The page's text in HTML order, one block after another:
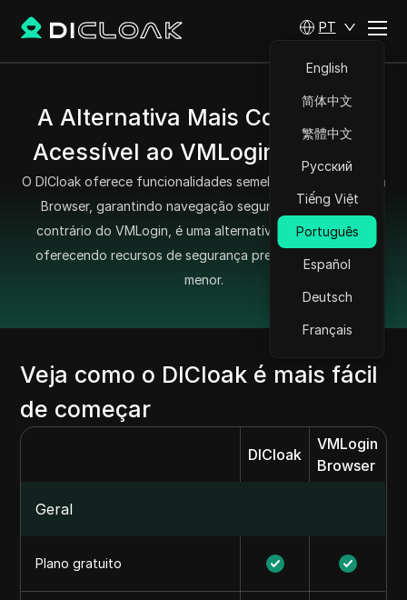
PT
English
简体中文
繁體中文
Русский
Tiếng Việt
Português
Español
Deutsch
Français
A Alternativa Mais Confiável e
Acessível ao VMLogin Browser
O DICloak oferece funcionalidades semelhantes ao VMLogin
Browser, garantindo navegação segura e anônima. Ao
contrário do VMLogin, é uma alternativa mais acessível,
oferecendo recursos de segurança premium a um custo
menor.
Veja como o DICloak é mais fácil
de começar
DICloak
VMLogin
Browser
Geral
Plano gratuito